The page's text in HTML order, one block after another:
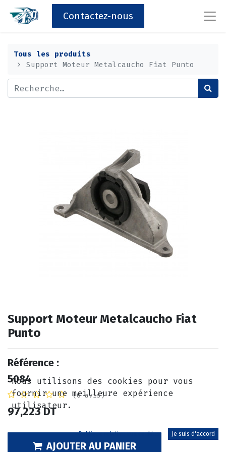
Contactez-nous
Tous les produits
Support Moteur Metalcaucho Fiat Punto
Support Moteur Metalcaucho Fiat
Punto
Référence :
5084
(0 avis)
97,223DT
AJOUTER AU PANIER
Nous utilisons des cookies pour vous
fournir une meilleure expérience
utilisateur.
Politique relative aux cookies Je suis d'accord